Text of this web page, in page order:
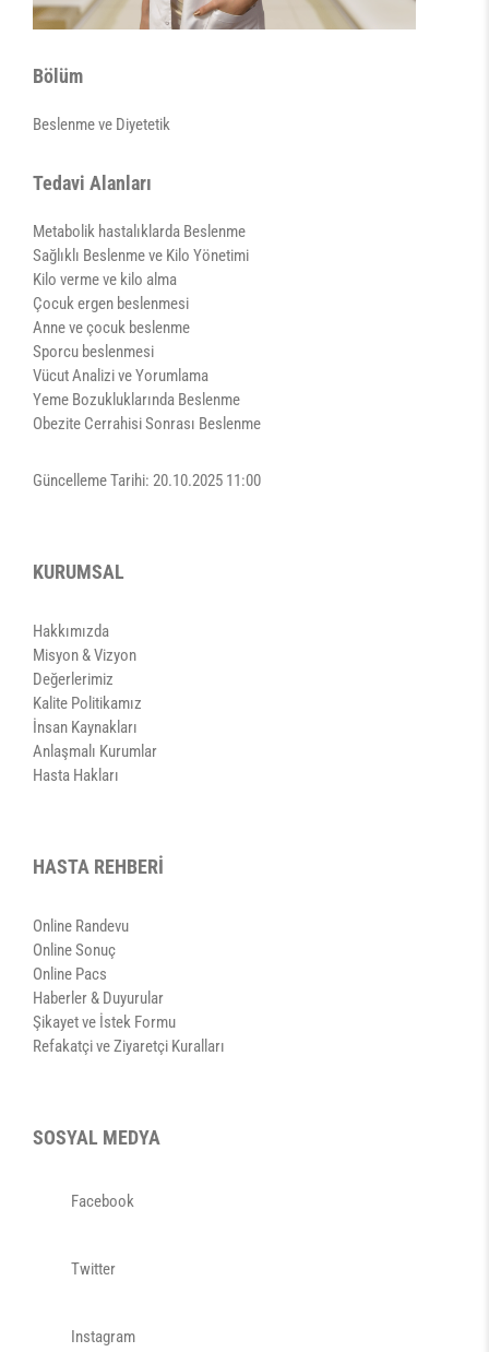
Bölüm
Beslenme ve Diyetetik
Tedavi Alanları
Metabolik hastalıklarda Beslenme
Sağlıklı Beslenme ve Kilo Yönetimi
Kilo verme ve kilo alma
Çocuk ergen beslenmesi
Anne ve çocuk beslenme
Sporcu beslenmesi
Vücut Analizi ve Yorumlama
Yeme Bozukluklarında Beslenme
Obezite Cerrahisi Sonrası Beslenme
Güncelleme Tarihi: 20.10.2025 11:00
KURUMSAL
Hakkımızda
Misyon & Vizyon
Değerlerimiz
Kalite Politikamız
İnsan Kaynakları
Anlaşmalı Kurumlar
Hasta Hakları
HASTA REHBERİ
Online Randevu
Online Sonuç
Online Pacs
Haberler & Duyurular
Şikayet ve İstek Formu
Refakatçi ve Ziyaretçi Kuralları
SOSYAL MEDYA
Facebook
Twitter
Instagram